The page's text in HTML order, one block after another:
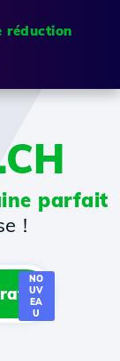
réduction
parfait
!
NO
UV
EA
U